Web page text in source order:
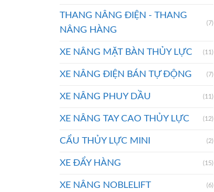
THANG NÂNG ĐIỆN - THANG
NÂNG HÀNG
(7)
XE NÂNG MẶT BÀN THỦY LỰC (11)
XE NÂNG ĐIỆN BÁN TỰ ĐỘNG (7)
XE NÂNG PHUY DẦU (11)
XE NÂNG TAY CAO THỦY LỰC (12)
CẨU THỦY LỰC MINI (2)
XE ĐẨY HÀNG (15)
XE NÂNG NOBLELIFT (6)